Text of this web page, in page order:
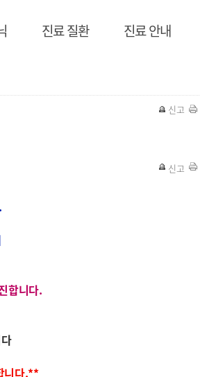
진료 질환 진료 안내
신고
신고
합니다.
고
니다.**